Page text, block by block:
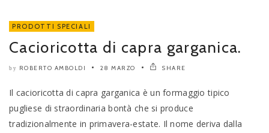
PRODOTTI SPECIALI
Cacioricotta di capra garganica.
by ROBERTO AMBOLDI 28 MARZO SHARE
Il cacioricotta di capra garganica è un formaggio tipico
pugliese di straordinaria bontà che si produce
tradizionalmente in primavera-estate. Il nome deriva dalla